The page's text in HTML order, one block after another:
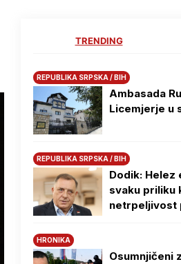
TRENDING
REPUBLIKA SRPSKA / BIH
Ambasada
Licemjerje u
REPUBLIKA SRPSKA / BIH
Dodik:
svaku priliku
netrpeljivost
HRONIKA
Osumnjičeni